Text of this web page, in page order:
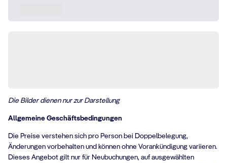
Die Bilder dienen nur zur Darstellung
Allgemeine Geschäftsbedingungen
Die Preise verstehen sich pro Person bei Doppelbelegung,
Änderungen vorbehalten und können ohne Vorankündigung variieren.
Dieses Angebot gilt nur für Neubuchungen, auf ausgewählten